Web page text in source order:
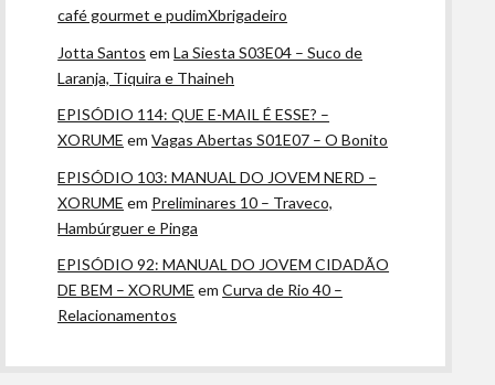
café gourmet e pudimXbrigadeiro
Jotta Santos emLa Siesta S03E04 – Suco de
Laranja, Tiquira e Thaineh
EPISÓDIO 114: QUE E-MAIL É ESSE? –
XORUME emVagas Abertas S01E07 – O Bonito
EPISÓDIO 103: MANUAL DO JOVEM NERD –
XORUME em Preliminares 10 – Traveco,
Hambúrguer e Pinga
EPISÓDIO 92: MANUAL DO JOVEM CIDADÃO
DE BEM – XORUME emCurva de Rio 40 –
Relacionamentos